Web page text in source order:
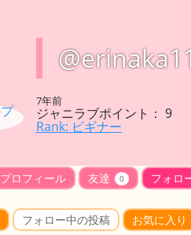
7年前
ジャニラブポイント： 9
Rank: ビギナー
プロフィール 友達 0 フォロ
フォロー中の投稿 お気に入り